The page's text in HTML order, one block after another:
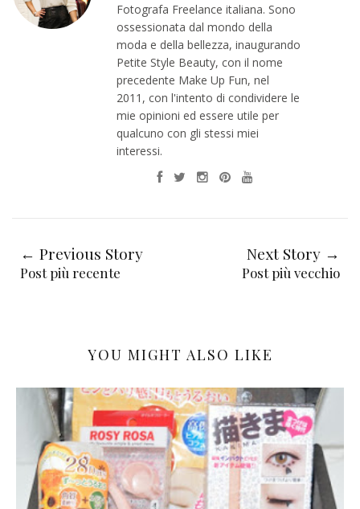
Fotografa Freelance italiana. Sono
ossessionata dal mondo della
moda e della bellezza, inaugurando
Petite Style Beauty, con il nome
precedente Make Up Fun, nel
2011, con l'intento di condividere le
mie opinioni ed essere utile per
qualcuno con gli stessi miei
interessi.
← Previous Story
Post più recente
Next Story →
Post più vecchio
YOU MIGHT ALSO LIKE